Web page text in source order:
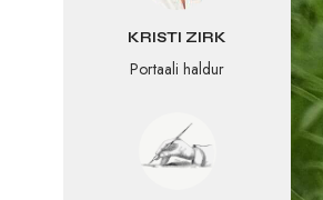
KRISTI ZIRK
Portaali haldur